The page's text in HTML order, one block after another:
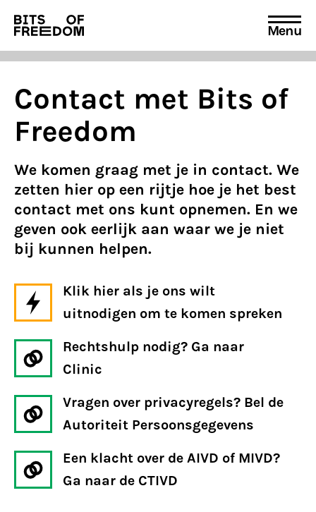
Search
for:
Menu
Contact met Bits of
Freedom
We komen graag met je in contact. We
zetten hier op een rijtje hoe je het best
contact met ons kunt opnemen. En we
geven ook eerlijk aan waar we je niet
bij kunnen helpen.
Klik hier als je ons wilt
uitnodigen om te komen spreken
Rechtshulp nodig? Ga naar
Clinic
Vragen over privacyregels? Bel de
Autoriteit Persoonsgegevens
Een klacht over de AIVD of MIVD?
Ga naar de CTIVD